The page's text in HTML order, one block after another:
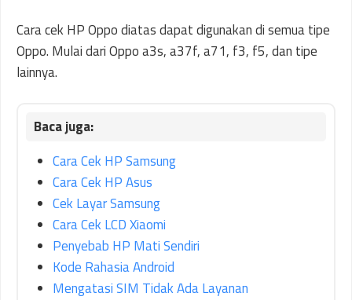
Cara cek HP Oppo diatas dapat digunakan di semua tipe
Oppo. Mulai dari Oppo a3s, a37f, a71, f3, f5, dan tipe
lainnya.
Cara Cek HP Samsung
Cara Cek HP Asus
Cek Layar Samsung
Cara Cek LCD Xiaomi
Penyebab HP Mati Sendiri
Kode Rahasia Android
Mengatasi SIM Tidak Ada Layanan